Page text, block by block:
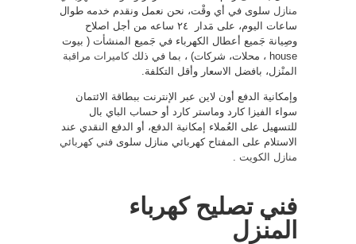
منازل سلوى في أي وقْت، نحن نعمل ونقدم خدمه طوال
ساعات اليوم، على مَدار ٢٤ ساعه من أجل اصلاح
وصِيانة جَميع أعطال الكهرباء في جَميع المنشأت ( بيوت
house ، محلات، شركات) ، بما في ذلك
كاميرات مراقبة
المنْزل، بافضل الاسعار وأقل التكلفة.
وإمكانية الدفع أون لاين عبر الإنترنت ببطاقة الائتمان
سواء الفيزا كارد وماستر كارد أو حساب الباي بال
للتسهيل على العُملاء إمكانية الدفع، أو الدفع النقدي عند
الاستلام على المفتاح كهربائي منازل سلوى فني كهربائي
منازل الكويت
فني تصليح كهرباء
المنزل